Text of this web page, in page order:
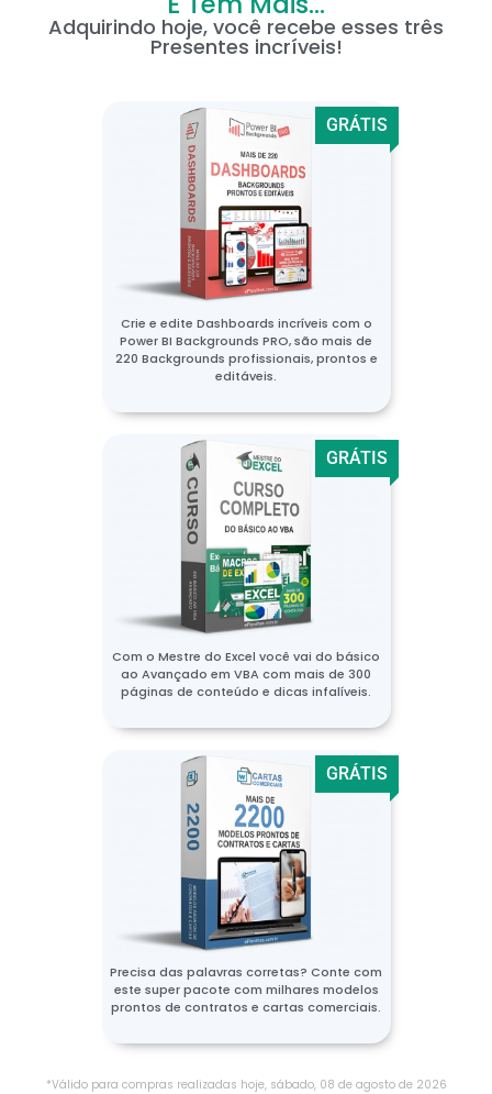
Adquirindo hoje, você recebe esses três
Presentes incríveis!
GRÁTIS
Crie e edite Dashboards incríveis com o
Power BI Backgrounds PRO, são mais de
220 Backgrounds profissionais, prontos e
editáveis.
GRÁTIS
Com o Mestre do Excel você vai do básico
ao Avançado em VBA com mais de 300
páginas de conteúdo e dicas infalíveis.
GRÁTIS
Precisa das palavras corretas? Conte com
este super pacote com milhares modelos
prontos de contratos e cartas comerciais.
*Válido para compras realizadas hoje, sábado, 08 de agostode 2026